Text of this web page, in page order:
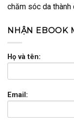
chăm sóc da thành
NHẬN EBOOK
Họ và tên:
Email: